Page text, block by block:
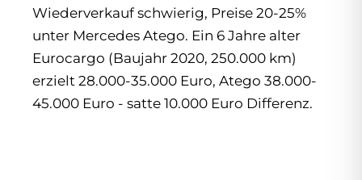
Wiederverkauf schwierig, Preise 20-25%
unter Mercedes Atego. Ein 6 Jahre alter
Eurocargo (Baujahr 2020, 250.000 km)
erzielt 28.000-35.000 Euro, Atego 38.000-
45.000 Euro - satte 10.000 Euro Differenz.